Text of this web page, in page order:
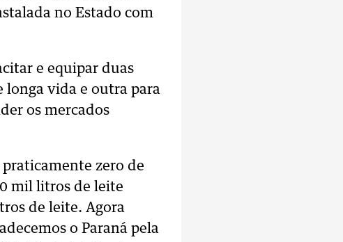
no Estado com
e equipar duas
longa vida e outra para
os mercados
zero de
mil litros de leite
de leite. Agora
o Paraná pela